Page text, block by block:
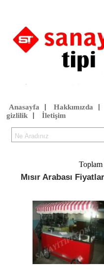
Anasayfa Hakkımızda
gizlilik| İletişim
Toplam
Mısır Arabası